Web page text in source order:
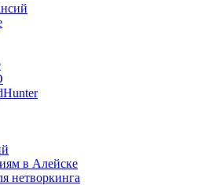
в Алейске
нетворкинга